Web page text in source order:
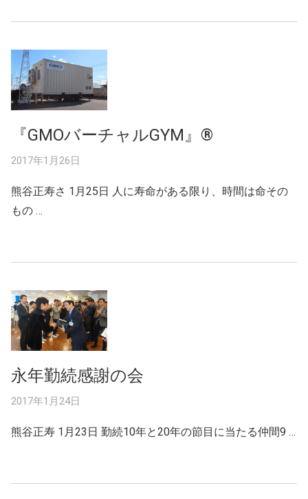
『GMOバーチャルGYM』®
2017年1月26日
熊谷正寿さ 1月25日 人に寿命がある限り、時間は命その
もの …
永年勤続感謝の会
2017年1月24日
熊谷正寿 1月23日 勤続10年と20年の節目に当たる仲間9 …